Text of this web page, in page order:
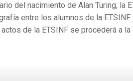
del nacimiento de Alan Turing, la
entre los alumnos de la ETSINF
de la ETSINF se procederá a la